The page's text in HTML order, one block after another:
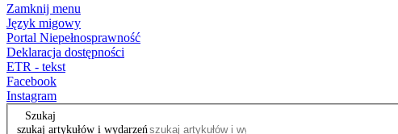
Zamknij menu
Język migowy
Portal Niepełnosprawność
Deklaracja dostępności
ETR - tekst
Facebook
Instagram
Szukaj
szukaj artykułów i wydarzeń